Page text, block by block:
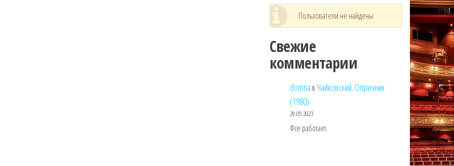
Пользователи не найдены
Свежие
комментарии
domna кЧайковский. Опричник
(1980)
29.05.2023
Фсе работает.